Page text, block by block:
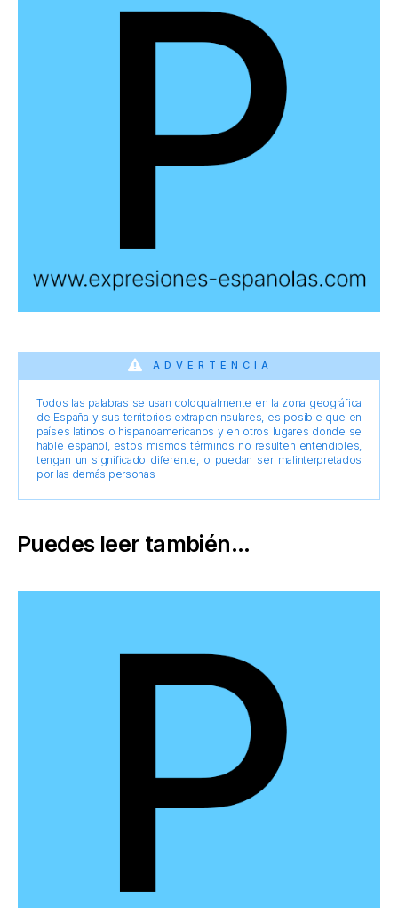
ADVERTENCIA
Todos las palabras se usan coloquialmente en la zona geográfica
de España y sus territorios extrapeninsulares, es posible que en
países latinos o hispanoamericanos y en otros lugares donde se
hable español, estos mismos términos no resulten entendibles,
tengan un significado diferente, o puedan ser malinterpretados
por las demás personas
Puedes leer también...